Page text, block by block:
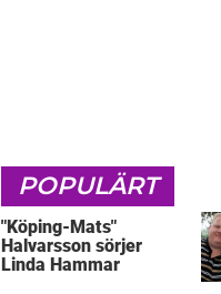
POPULÄRT
"Köping-Mats"
Halvarsson sörjer
Linda Hammar